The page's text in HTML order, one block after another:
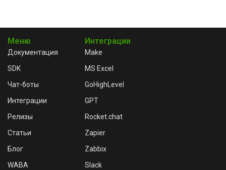
Меню
Документация
SDK
Чат-боты
Интеграции
Релизы
Статьи
Блог
WABA
Интеграции
Make
MS Excel
GoHighLevel
GPT
Rocket.chat
Zapier
Zabbix
Slack